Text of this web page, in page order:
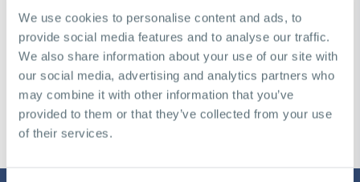
We use cookies to personalise content and ads, to
provide social media features and to analyse our traffic.
We also share information about your use of our site with
our social media, advertising and analytics partners who
may combine it with other information that you’ve
provided to them or that they’ve collected from your use
of their services.
Nous serons heureux de vous aider à prendre la bonne
décision pour atteindre vos objectifs commerciaux
Demande de consultation gratuite